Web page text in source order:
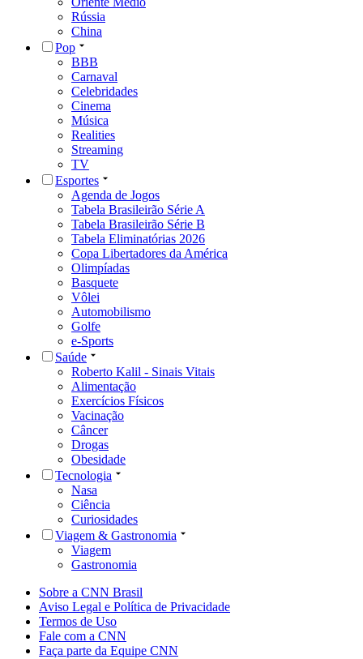
Vôlei
Automobilismo
Golfe
e-Sports
Saúde
Roberto Kalil - Sinais Vitais
Alimentação
Exercícios Físicos
Vacinação
Câncer
Drogas
Obesidade
Tecnologia
Nasa
Ciência
Curiosidades
Viagem & Gastronomia
Viagem
Gastronomia
Sobre a CNN Brasil
Aviso Legal e Política de Privacidade
Termos de Uso
Fale com a CNN
Faça parte da Equipe CNN
© Cable News Network Brasil. Uma empresa NOVUS MÍDIA.
Todos os direitos reservados.